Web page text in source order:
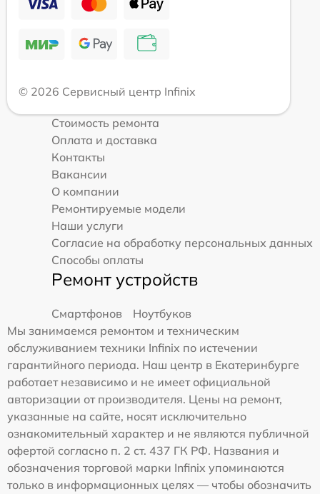
© 2026 Сервисный центр Infinix
Стоимость ремонта
Оплата и доставка
Контакты
Вакансии
О компании
Ремонтируемые модели
Наши услуги
Согласие на обработку персональных данных
Способы оплаты
Ремонт устройств
Смартфонов
Ноутбуков
Мы занимаемся ремонтом и техническим
обслуживанием техники Infinix по истечении
гарантийного периода. Наш центр в Екатеринбурге
работает независимо и не имеет официальной
авторизации от производителя. Цены на ремонт,
указанные на сайте, носят исключительно
ознакомительный характер и не являются публичной
офертой согласно п. 2 ст. 437 ГК РФ. Названия и
обозначения торговой марки Infinix упоминаются
только в информационных целях — чтобы обозначить